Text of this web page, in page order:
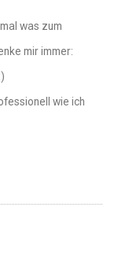
was zum
mir immer:
wie ich